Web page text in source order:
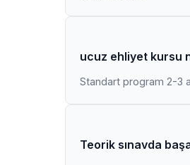
ucuz ehliyet kursu
Standart program 2-3
Teorik sınavda